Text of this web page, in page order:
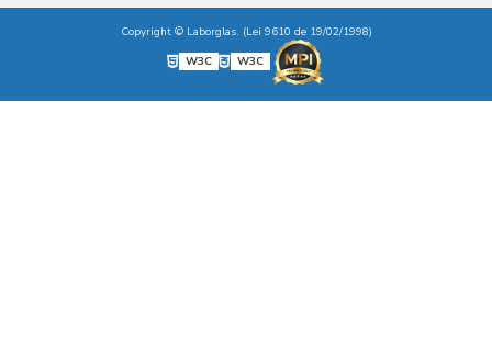
Copyright © Laborglas. (Lei 9610 de 19/02/1998)
W3C
W3C